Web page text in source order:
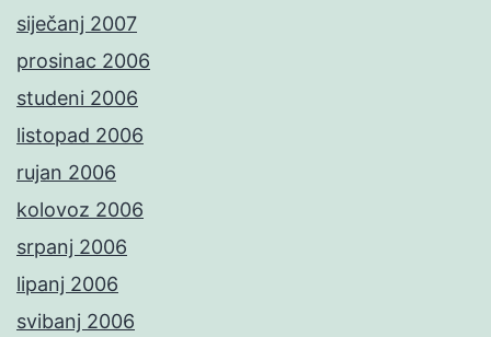
siječanj 2007
prosinac 2006
studeni 2006
listopad 2006
rujan 2006
kolovoz 2006
srpanj 2006
lipanj 2006
svibanj 2006